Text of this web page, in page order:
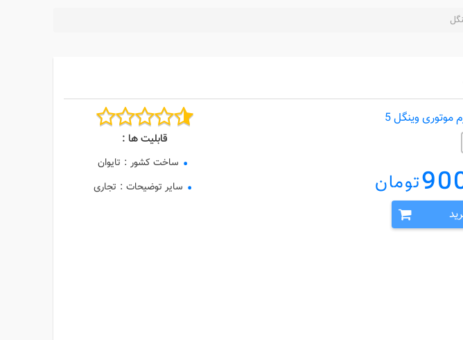
موتوری وینگل 5
تومان
قابلیت ها :
ساخت کشور : تایوان
سایر توضیحات : تجاری